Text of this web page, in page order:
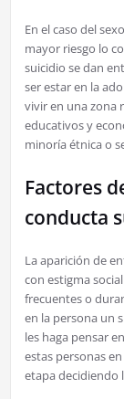
En el caso del
mayor riesgo lo
suicidio se dan
ser estar en la
vivir en una zona
educativos y
minoría étnica o
Factores
conducta
La aparición de
con estigma
frecuentes o
en la persona un
les haga pensar
estas personas
etapa decidiendo